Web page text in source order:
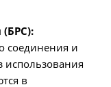
соединения и
использования
в